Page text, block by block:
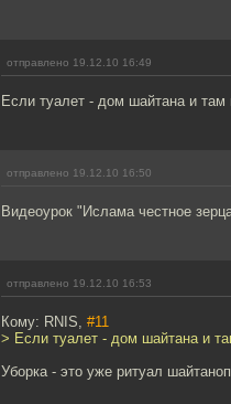
отправлено 19.12.10 16:49
Если туалет - дом шайтана и там
отправлено 19.12.10 16:50
Видеоурок "Ислама честное
отправлено 19.12.10 16:53
Кому: RNIS, #11
> Если туалет - дом шайтана и
Уборка - это уже ритуал